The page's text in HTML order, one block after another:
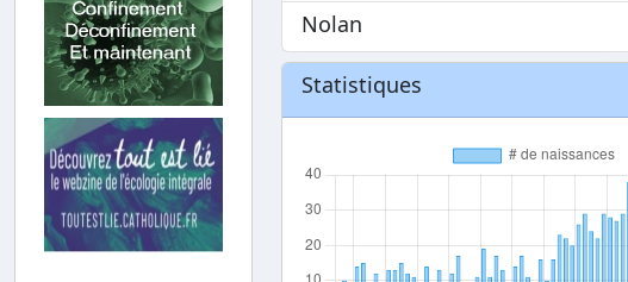
Nolan
Statistiques